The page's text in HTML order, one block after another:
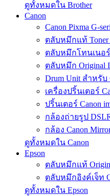
ดูทั้งหมดใน Brother
Canon
Canon Pixma G-
ตลับหมึกแท้ Toner
ตลับหมึกโทนเนอร์
ตลับหมึก Original
Drum Unit สำหรับ
เครื่องปริ้นเตอร์
ปริ้นเตอร์ Canon
กล้องถ่ายรูป
กล้อง Canon
ดูทั้งหมดใน Canon
Epson
ตลับหมึกแท้
ตลับหมึกอิงค์เจ็ท
ดูทั้งหมดใน Epson